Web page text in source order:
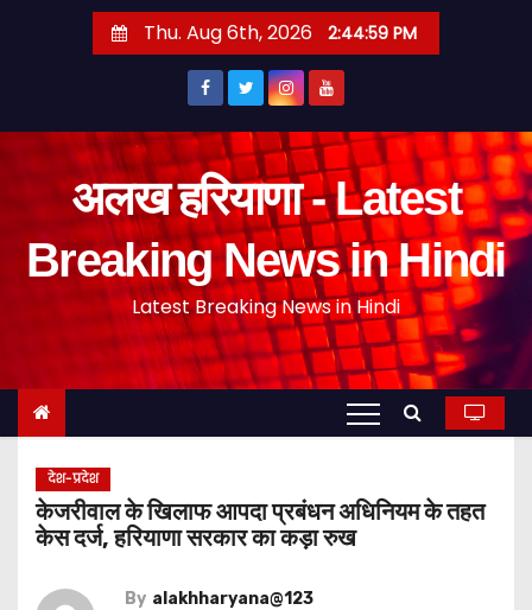
Thu. Aug 6th, 2026 2:45:00 PM
अलख हरियाणा - Latest
Breaking News in Hindi
Latest Breaking News in Hindi
देश-प्रदेश
केजरीवाल के खिलाफ आपदा प्रबंधन अधिनियम के तहत
केस दर्ज, हरियाणा सरकार का कड़ा रुख
By alakhharyana@123